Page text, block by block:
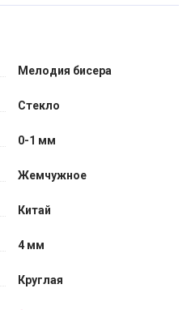
Мелодия бисера
Стекло
0-1 мм
Жемчужное
Китай
4 мм
Круглая